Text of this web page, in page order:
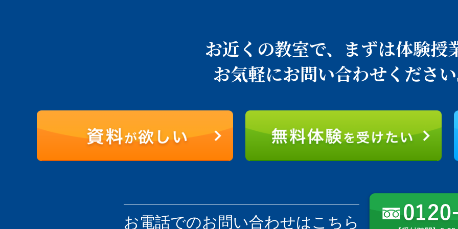
お近くの教室で、 まずは体験授
お気軽にお問い合わせくださ
お電話でのお問い合わせはこちら